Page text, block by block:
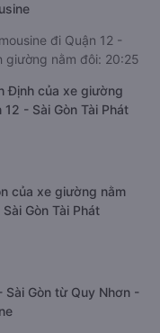
đi Quận 12 -
giường nằm đôi: 20:25
Định của xe giường
- Sài Gòn Tài Phát
của xe giường nằm
Gòn Tài Phát
Sài Gòn từ Quy Nhơn -